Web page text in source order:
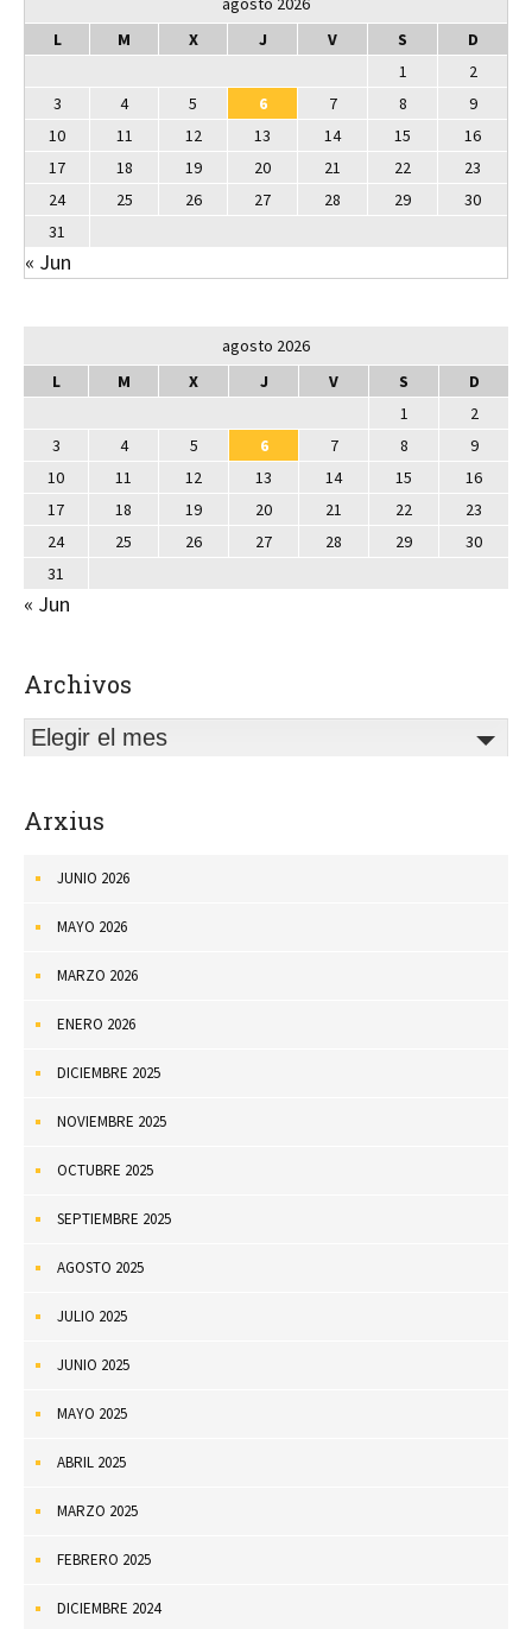
L
M X J V S
D
1
2
3
4 5 6 7 8
9
10
11 12 13 14 15
16
17
18 19 20 21 22
23
24
25 26 27 28 29
30
31
« Jun
agosto 2026
L
M X J V S
D
1
2
3
4 5 6 7 8
9
10
11 12 13 14 15
16
17
18 19 20 21 22
23
24
25 26 27 28 29
30
31
« Jun
Archivos
Elegir el mes
Arxius
JUNIO 2026
MAYO 2026
MARZO 2026
ENERO 2026
DICIEMBRE 2025
NOVIEMBRE 2025
OCTUBRE 2025
SEPTIEMBRE 2025
AGOSTO 2025
JULIO 2025
JUNIO 2025
MAYO 2025
ABRIL 2025
MARZO 2025
FEBRERO 2025
DICIEMBRE 2024